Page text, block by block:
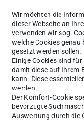
Sie befinden sich hier:
TU Darmstadt Intern
Wörterbuch Deutsch
zurück zur Liste
Beurlaubung
leave of absence
Wir möchten die
dieser Webseite an
verwenden wir sog.
welche Cookies genau
gesetzt werden sollen.
Einige Cookies sind
damit diese auf Ihrem
kann. Diese
werden.
Der Komfort-Cookie
bevorzugte
Auswertung durch die